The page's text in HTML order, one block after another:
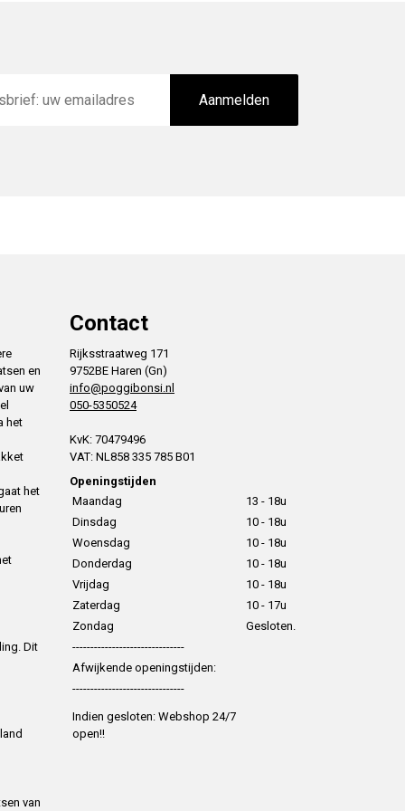
Aanmelden
en
uw
het
het
Dit
van
Contact
Rijksstraatweg 171
9752BE Haren (Gn)
info@poggibonsi.nl
050-5350524
KvK: 70479496
VAT: NL858 335 785 B01
Openingstijden
Maandag
13 - 18u
Dinsdag
10 - 18u
Woensdag
10 - 18u
Donderdag
10 - 18u
Vrijdag
10 - 18u
Zaterdag
10 - 17u
Zondag
Gesloten.
-------------------------------
Afwijkende openingstijden:
-------------------------------
Indien gesloten: Webshop 24/7
open!!